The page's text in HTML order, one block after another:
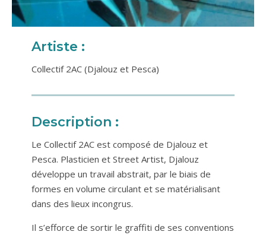
Artiste :
Collectif 2AC (Djalouz et Pesca)
Description :
Le Collectif 2AC est composé de Djalouz et
Pesca. Plasticien et Street Artist, Djalouz
développe un travail abstrait, par le biais de
formes en volume circulant et se matérialisant
dans des lieux incongrus.
Il s’efforce de sortir le graffiti de ses conventions